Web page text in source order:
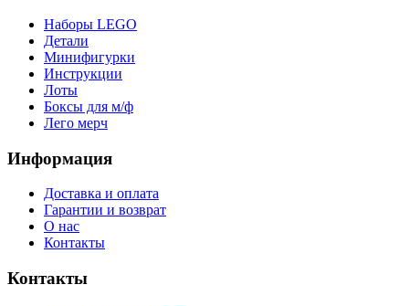
Наборы LEGO
Детали
Минифигурки
Инструкции
Лоты
Боксы для м/ф
Лего мерч
Информация
Доставка и оплата
Гарантии и возврат
О нас
Контакты
Контакты